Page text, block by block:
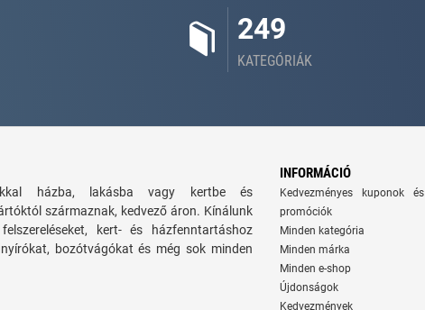
249
KATEGÓRIÁK
házba, lakásba vagy kertbe és
származnak, kedvező áron. Kínálunk
kert- és házfenntartáshoz
bozótvágókat és még sok minden
INFORMÁCIÓ
Kedvezményes kuponok és
promóciók
Minden kategória
Minden márka
Minden e-shop
Újdonságok
Kedvezmények